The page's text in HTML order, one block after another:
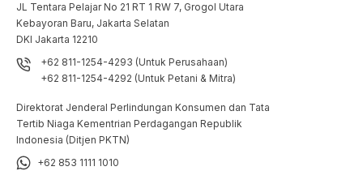
JL Tentara Pelajar No 21 RT 1 RW 7, Grogol Utara
Kebayoran Baru, Jakarta Selatan
DKI Jakarta 12210
+62 811-1254-4293 (Untuk Perusahaan)
+62 811-1254-4292 (Untuk Petani & Mitra)
Direktorat Jenderal Perlindungan Konsumen dan Tata
Tertib Niaga Kementrian Perdagangan Republik
Indonesia (Ditjen PKTN)
+62 853 1111 1010